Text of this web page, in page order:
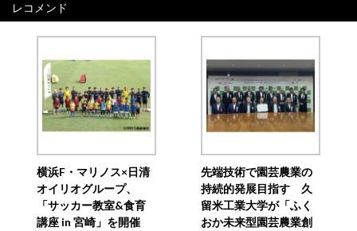
レコメンド
横浜F・マリノス×日清
オイリオグループ、
「サッカー教室&食育
講座 in 宮崎」を開催
先端技術で園芸農業の
持続的発展目指す 久
留米工業大学が「ふく
おか未来型園芸農業創